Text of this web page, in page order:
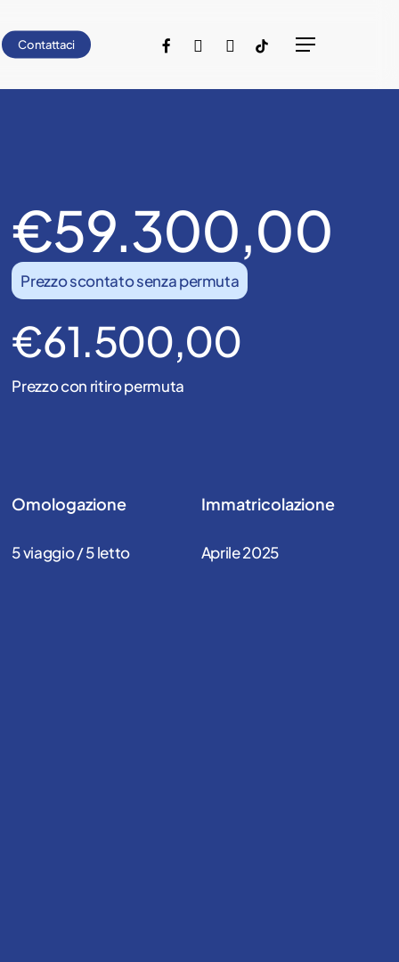
Contattaci Menu
facebookyoutubeinstagram
tiktok
€59.300,00
Prezzo scontato senza permuta
€61.500,00
Prezzo con ritiro permuta
Omologazione
5 viaggio / 5 letto
Immatricolazione
Aprile 2025